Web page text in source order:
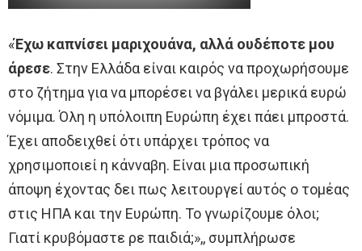
«Έχω καπνίσει μαριχουάνα, αλλά ουδέποτε μου
άρεσε. Στην Ελλάδα είναι καιρός να προχωρήσουμε
στο ζήτημα για να μπορέσει να βγάλει μερικά ευρώ
νόμιμα. Όλη η υπόλοιπη Ευρώπη έχει πάει μπροστά.
Έχει αποδειχθεί ότι υπάρχει τρόπος να
χρησιμοποιεί η κάνναβη. Είναι μια προσωπική
άποψη έχοντας δει πως λειτουργεί αυτός ο τομέας
στις ΗΠΑ και την Ευρώπη. Το γνωρίζουμε όλοι;
Γιατί κρυβόμαστε ρε παιδιά;»,, συμπλήρωσε